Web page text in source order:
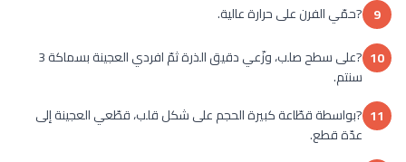
9 ?حمّي الفرن على حرارة عالية.
10
?على سطح صلب، وزّعي دقيق الذرة ثمّ افردي العجينة بسماكة 3
سنتم.
11 ?بواسطة قطّاعة كبيرة الحجم على شكل قلب، قطّعي العجينة إلى
عدّة قطع.